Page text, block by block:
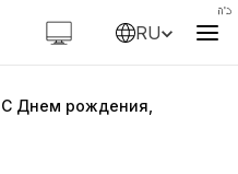
RU
C Днем рождения,